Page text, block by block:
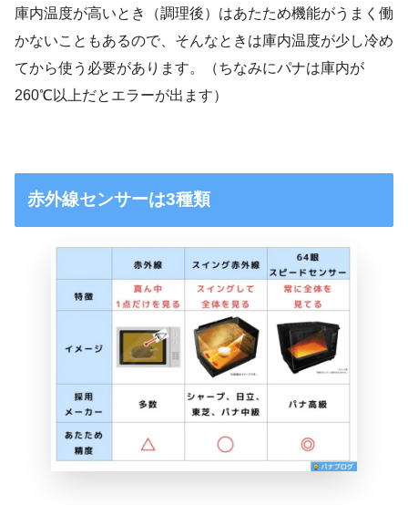
庫内温度が高いとき（調理後）はあたため機能がうまく働
かないこともあるので、そんなときは庫内温度が少し冷め
てから使う必要があります。（ちなみにパナは庫内が
260℃以上だとエラーが出ます）
赤外線センサーは3種類